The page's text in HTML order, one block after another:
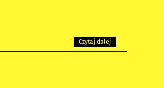
Czytaj dalej